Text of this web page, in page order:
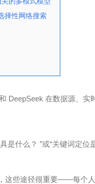
择性网络搜索
DeepSeek 在数据源、实
是什么？ ”或“关键词定
这些途径很重要——每个